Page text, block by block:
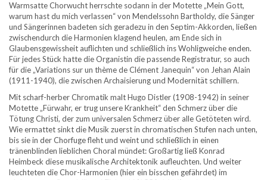
Warmsatte Chorwucht herrschte sodann in der Motette „Mein Gott,
warum hast du mich verlassen“ von Mendelssohn Bartholdy, die Sänger
und Sängerinnen badeten sich geradezu in den Septim-Akkorden, ließen
zwischendurch die Harmonien klagend heulen, am Ende sich in
Glaubensgewissheit auflichten und schließlich ins Wohligweiche enden.
Für jedes Stück hatte die Organistin die passende Registratur, so auch
für die „Variations sur un thème de Clément Janequin“ von Jehan Alain
(1911-1940), die zwischen Archaisierung und Modernität schillern.
Mit scharf-herber Chromatik malt Hugo Distler (1908-1942) in seiner
Motette „Fürwahr, er trug unsere Krankheit“ den Schmerz über die
Tötung Christi, der zum universalen Schmerz über alle Getöteten wird.
Wie ermattet sinkt die Musik zuerst in chromatischen Stufen nach unten,
bis sie in der Chorfuge fleht und weint und schließlich in einen
tränenblinden lieblichen Choral mündet: Großartig ließ Konrad
Heimbeck diese musikalische Architektonik aufleuchten. Und weiter
leuchteten die Chor-Harmonien (hier ein bisschen gefährdet) im